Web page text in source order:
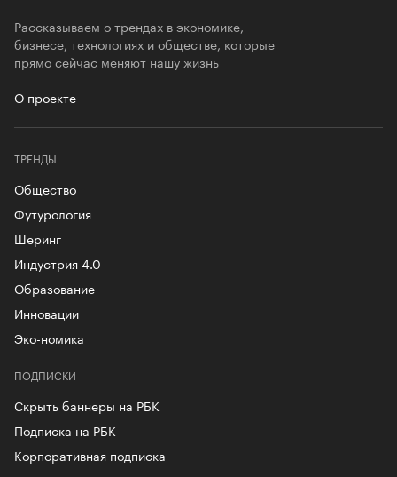
Рассказываем о трендах в экономике,
бизнесе, технологиях и обществе, которые
прямо сейчас меняют нашу жизнь
О проекте
ТРЕНДЫ
Общество
Футурология
Шеринг
Индустрия 4.0
Образование
Инновации
Эко-номика
ПОДПИСКИ
Скрыть баннеры на РБК
Подписка на РБК
Корпоративная подписка